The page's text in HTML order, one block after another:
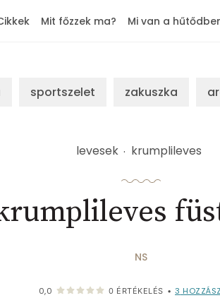
Mit főzzek ma? Mi van a
sportszelet zakuszka
levesek krumplileves
NS
0,0 0 ÉRTÉKELÉS • 3